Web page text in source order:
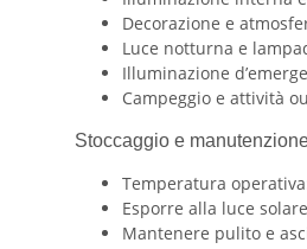
Decorazione e
Luce notturna e
Illuminazione
Campeggio e attività
Stoccaggio e
Temperatura operativa:
Esporre alla luce
Mantenere pulito e